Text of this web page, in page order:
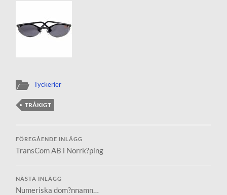
Tyckerier
TRÅKIGT
FÖREGÅENDE INLÄGG
TransCom AB i Norrk?ping
NÄSTA INLÄGG
Numeriska dom?nnamn…